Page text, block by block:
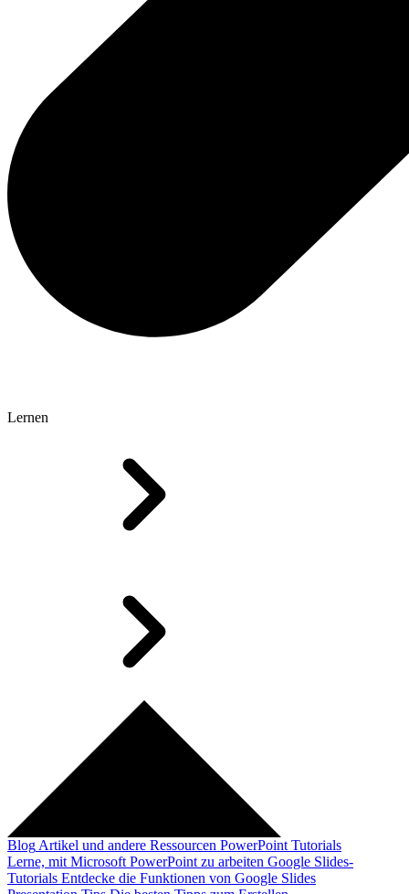
Lernen
Blog Artikel und andere Ressourcen PowerPoint Tutorials
Lerne, mit Microsoft PowerPoint zu arbeiten Google Slides-
Tutorials Entdecke die Funktionen von Google Slides